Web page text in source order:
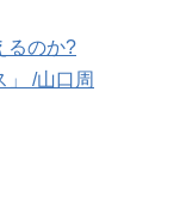
るのか?
/山口周